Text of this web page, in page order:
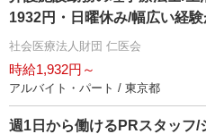
1932円・日曜休み/幅広い経
社会医療法人財団 仁医会
時給1,932円～
アルバイト・パート / 東京都
週1日から働けるPRスタッフ